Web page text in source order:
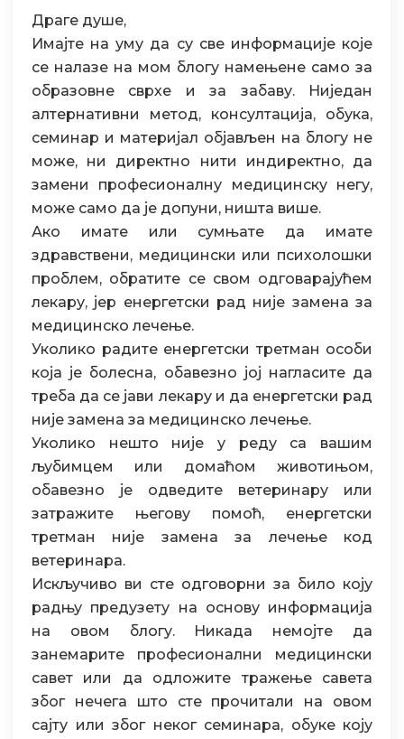
Драге душе,
Имајте на уму да су све информације које
се налазе на мом блогу намењене само за
образовне сврхе и за забаву. Ниједан
алтернативни метод, консултација, обука,
семинар и материјал објављен на блогу не
може, ни директно нити индиректно, да
замени професионалну медицинску негу,
може само да је допуни, ништа више.
Ако имате или сумњате да имате
здравствени, медицински или психолошки
проблем, обратите се свом одговарајућем
лекару, јер енергетски рад није замена за
медицинско лечење.
Уколико радите енергетски третман особи
која је болесна, обавезно јој нагласите да
треба да се јави лекару и да енергетски рад
није замена за медицинско лечење.
Уколико нешто није у реду са вашим
љубимцем или домаћом животињом,
обавезно је одведите ветеринару или
затражите његову помоћ, енергетски
третман није замена за лечење код
ветеринара.
Искључиво ви сте одговорни за било коју
радњу предузету на основу информација
на овом блогу. Никада немојте да
занемарите професионални медицински
савет или да одложите тражење савета
због нечега што сте прочитали на овом
сајту или због неког семинара, обуке коју